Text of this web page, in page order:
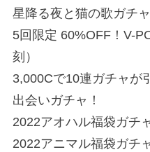
星降る夜と猫の歌ガチャ
5回限定 60%OFF！V-
刻）
3,000Cで10連ガチャが
出会いガチャ！
2022アオハル福袋ガチ
2022アニマル福袋ガチ